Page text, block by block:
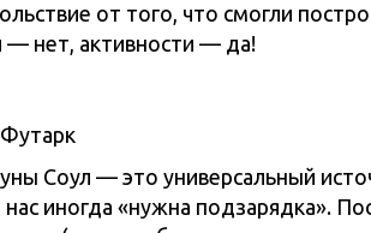
от того, что смогли
— нет, активности — да!
Соул — это универсальный
иногда «нужна подзарядка».